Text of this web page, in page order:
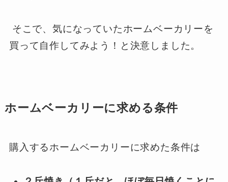
そこで、気になっていたホームベーカリーを
買って自作してみよう！と決意しました。
ホームベーカリーに求める条件
購入するホームベーカリーに求めた条件は